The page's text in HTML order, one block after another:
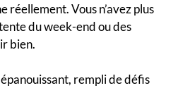
réellement. Vous n’avez plus
du week-end ou des
bien.
rempli de défis